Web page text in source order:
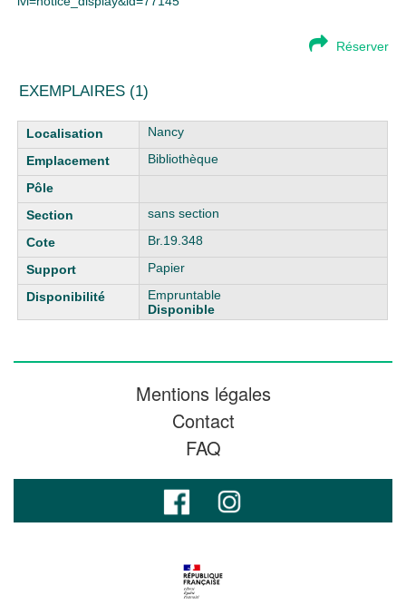
Réserver
EXEMPLAIRES (1)
Liste des exemplaires
Nancy
Bibliothèque
sans section
Br.19.348
Papier
Empruntable
Disponible
Mentions légales
Contact
FAQ